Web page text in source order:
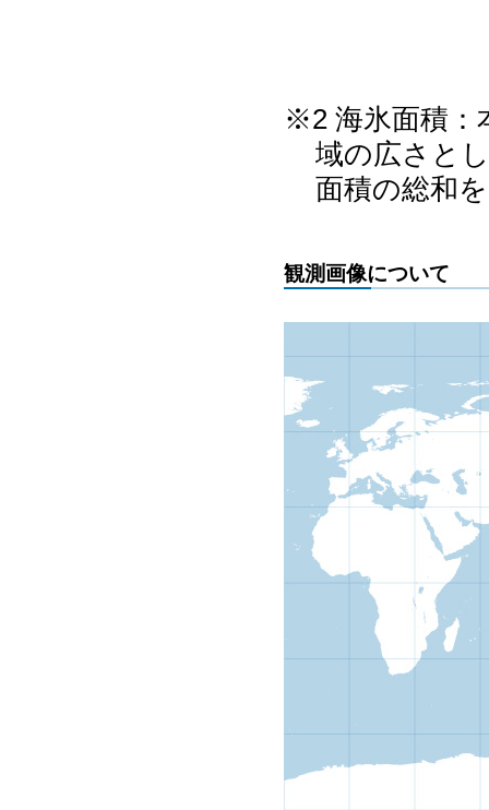
※2 海氷面積：
域の広さと
面積の総和
観測画像について